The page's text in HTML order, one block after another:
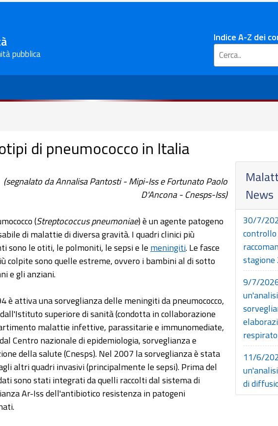
pubblica
Indice A-Z dei
di pneumococco in Italia
News
30/7/
9/7/
11/6/
di
(segnalato da Annalisa Pantosti - Mipi-Iss e Fortunato Paolo
D'Ancona - Cnesps-Iss)
(Streptococcus pneumoniae) è un agente patogeno
di malattie di diversa gravità. I quadri clinici più
sono le otiti, le polmoniti, le sepsi e le meningiti. Le fasce
colpite sono quelle estreme, ovvero i bambini al di sotto
e gli anziani.
è attiva una sorveglianza delle meningiti da pneumococco,
superiore di sanità (condotta in collaborazione
malattie infettive, parassitarie e immunomediate,
Centro nazionale di epidemiologia, sorveglianza e
della salute (Cnesps). Nel 2007 la sorveglianza è stata
altri quadri invasivi (principalmente le sepsi). Prima del
sono stati integrati da quelli raccolti dal sistema di
Ar-Iss dell'antibiotico resistenza in patogeni